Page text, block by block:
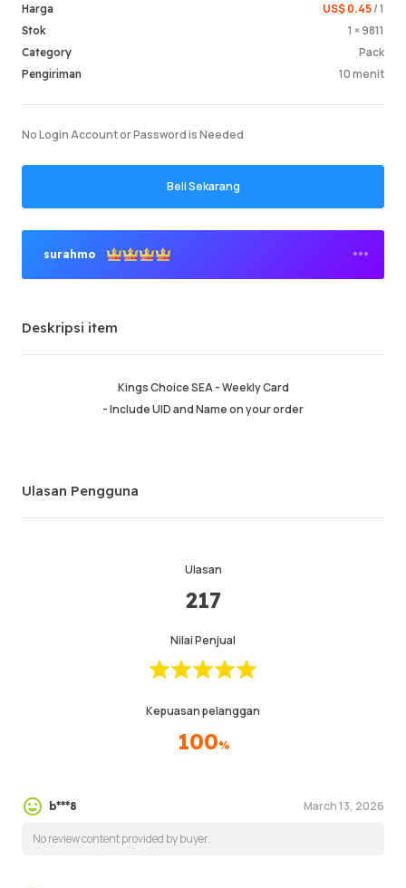
Harga US$ 0.45/ 1
Stok 1 × 9811
Category Pack
Pengiriman 10 menit
No Login Account or Password is Needed
Beli Sekarang
surahmo
Pesanan sukses
Penjualan total
Pengiriman Rata-rata
Waktu Aktif Terakhir 18 min ago
Kecepatan pengiriman
Deskripsi item
Kings Choice SEA - Weekly Card
- Include UID and Name on your order
Ulasan Pengguna
Ulasan
217
Nilai Penjual
Kepuasan pelanggan
100%
b***8 March 13, 2026
No review content provided by buyer.